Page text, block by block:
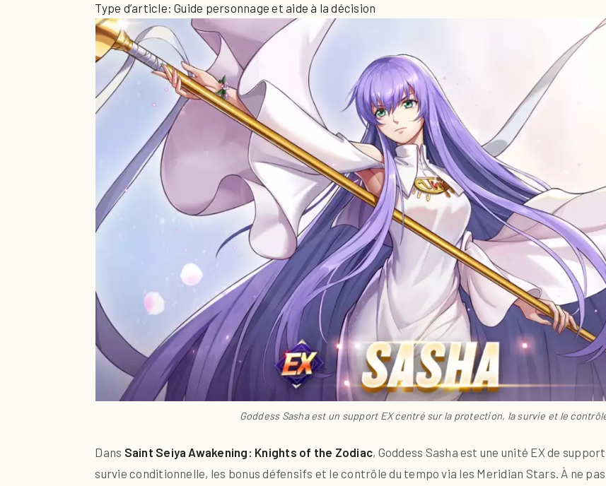
Type d’article: Guide personnage et aide à la décision
Goddess Sasha est un support EX centré sur la protection, la survie et le
Dans Saint Seiya Awakening: Knights of the Zodiac, Goddess Sasha est une unité EX de
survie conditionnelle, les bonus défensifs et le contrôle du tempo via les Meridian Stars. À ne